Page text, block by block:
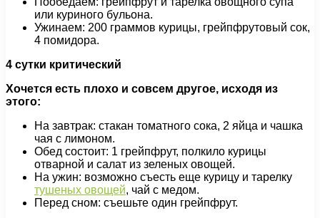
или куриного бульона.
Ужинаем: 200 граммов курицы, грейпфрутовый сок,
4 помидора.
4 сутки критический
Хочется есть плохо и совсем другое, исходя из
этого:
На завтрак: стакан томатного сока, 2 яйца и чашка
чая с лимоном.
Обед состоит: 1 грейпфрут, полкило курицы
отварной и салат из зеленых овощей.
На ужин: возможно съесть еще курицу и тарелку
тушеных овощей, чай с медом.
Перед сном: съешьте один грейпфрут.